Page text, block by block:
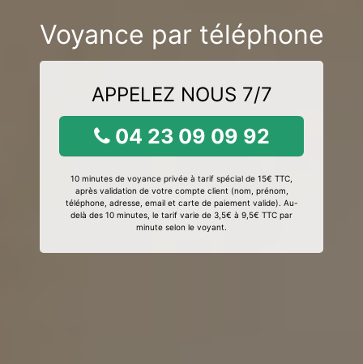
Voyance par téléphone
APPELEZ NOUS 7/7
04 23 09 09 92
10 minutes de voyance privée à tarif spécial de 15€ TTC,
après validation de votre compte client (nom, prénom,
téléphone, adresse, email et carte de paiement valide). Au-
delà des 10 minutes, le tarif varie de 3,5€ à 9,5€ TTC par
minute selon le voyant.